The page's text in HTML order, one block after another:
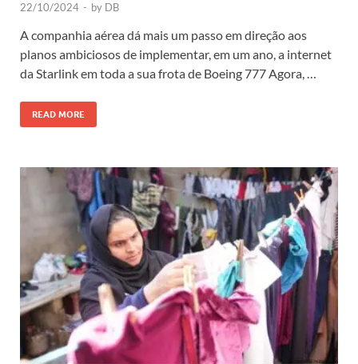
22/10/2024 - by DB
A companhia aérea dá mais um passo em direção aos
planos ambiciosos de implementar, em um ano, a internet
da Starlink em toda a sua frota de Boeing 777 Agora, …
READ MORE